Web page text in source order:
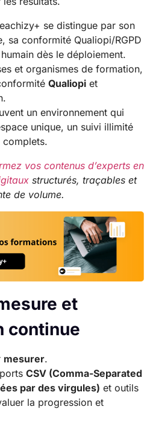
se distingue par son
sa conformité Qualiopi/RGPD
dès le déploiement.
et organismes de formation,
Qualiopi et
un environnement qui
unique, un suivi illimité
vos contenus d’experts en
structurés, traçables et
de volume.
et
continue
mesurer.
CSV (Comma-Separated
par des virgules) et outils
la progression et